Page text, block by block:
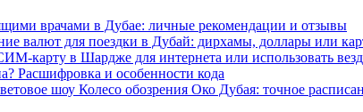
врачами в Дубае: личные рекомендации и отзывы
валют для поездки в Дубай: дирхамы, доллары или
карту в Шардже для интернета или использовать
Расшифровка и особенности кода
шоу Колесо обозрения Око Дубая: точное